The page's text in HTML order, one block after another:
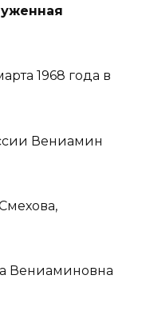
1968 года в
Вениамин
Вениаминовна